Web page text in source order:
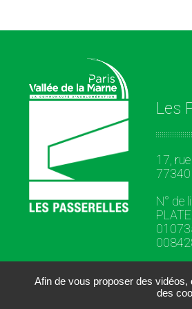
Afin de vous proposer des
des
Les
17,
N° de